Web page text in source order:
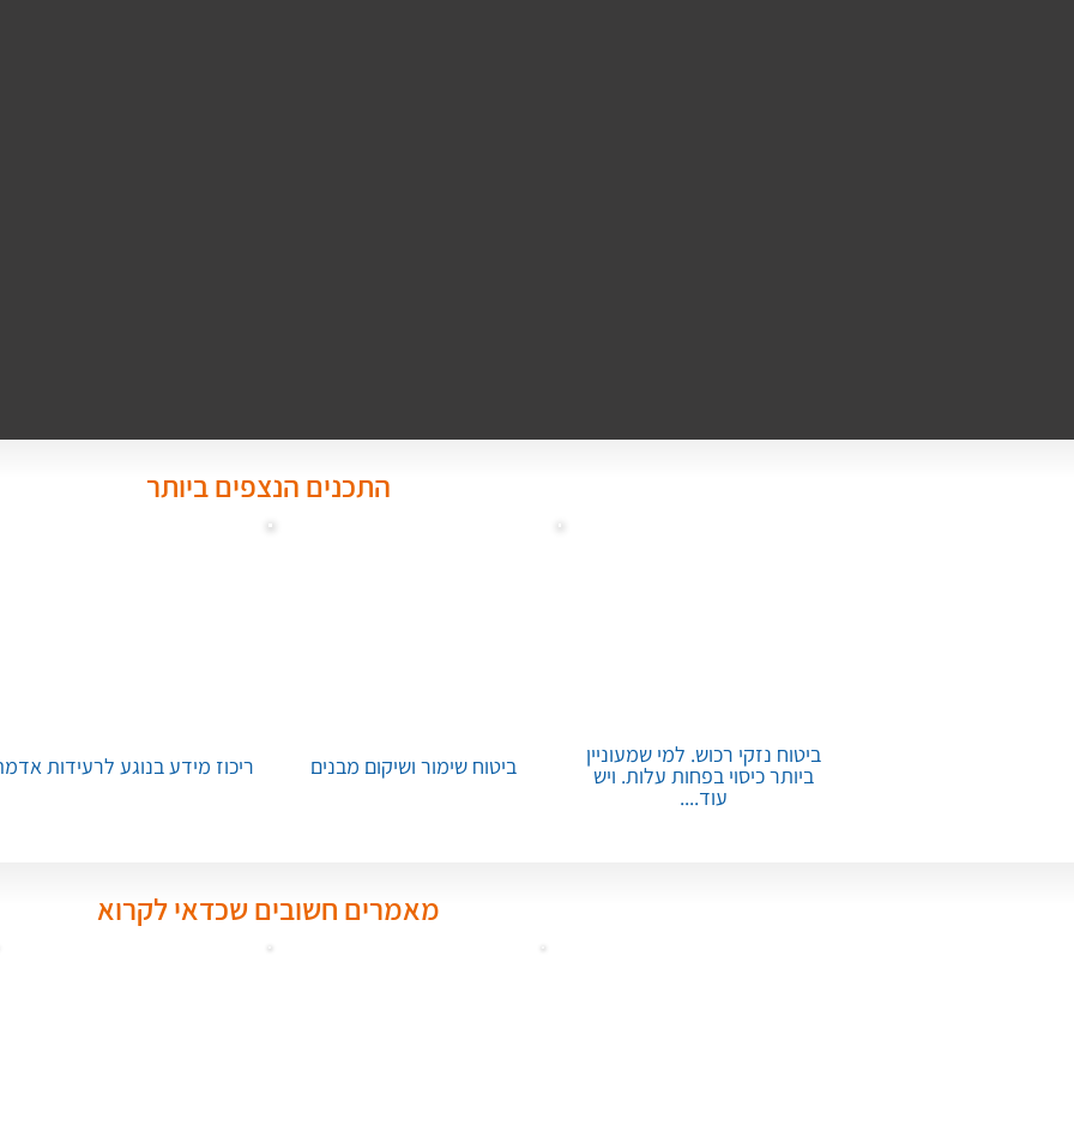
ריכוז מידע בנוגע לרעידות ביטוח שימור ושיקום מבנים ביטוח נזקי רכוש. למי שמעוניין
ביותר כיסוי בפחות עלות. ויש
עוד....
התכנים הנצפים ביותר
מאמרים חשובים שכדאי לקרוא